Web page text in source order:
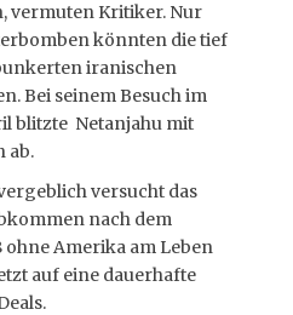
vermuten Kritiker. Nur
könnten die tief
iranischen
Bei seinem Besuch im
blitzte Netanjahu mit
ab.
versucht das
nach dem
ohne Amerika am Leben
auf eine dauerhafte